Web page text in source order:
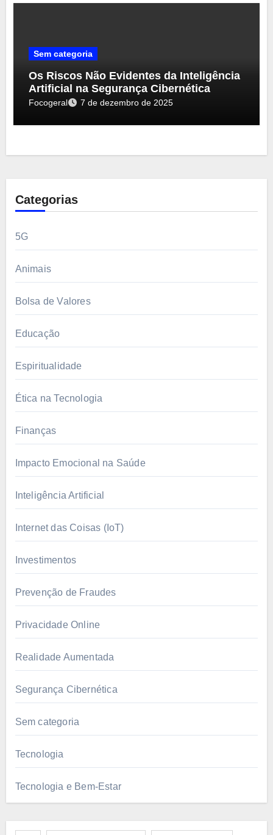
Sem categoria
Os Riscos Não Evidentes da Inteligência
Artificial na Segurança Cibernética
Focogeral 7 de dezembro de 2025
Categorias
5G
Animais
Bolsa de Valores
Educação
Espiritualidade
Ética na Tecnologia
Finanças
Impacto Emocional na Saúde
Inteligência Artificial
Internet das Coisas (IoT)
Investimentos
Prevenção de Fraudes
Privacidade Online
Realidade Aumentada
Segurança Cibernética
Sem categoria
Tecnologia
Tecnologia e Bem-Estar